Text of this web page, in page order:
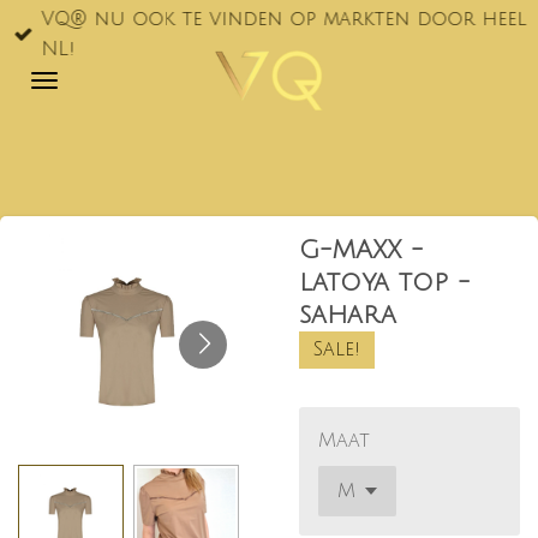
Ga
direct
naar
VQ® nu ook te vinden op markten door heel
NL!
G-MAXX -
latoya top -
sahara
Sale!
Maat